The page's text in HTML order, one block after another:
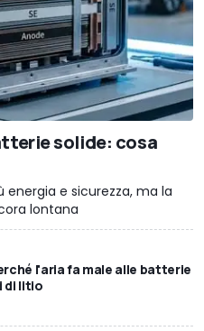
solide: cosa
e sicurezza, ma la
lontana
l'aria fa male alle batterie
di litio